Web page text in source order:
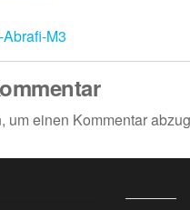
M3
um einen Kommentar